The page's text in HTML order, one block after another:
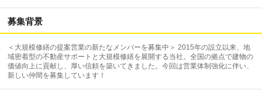
募集背景
＜大規模修繕の提案営業の新たなメンバーを募集中＞ 2015年の設立以来、地
域密着型の不動産サポートと大規模修繕を展開する当社。全国の拠点で建物の
価値向上に貢献し、厚い信頼を築いてきました。今回は営業体制強化に伴い、
新しい仲間を募集しています！